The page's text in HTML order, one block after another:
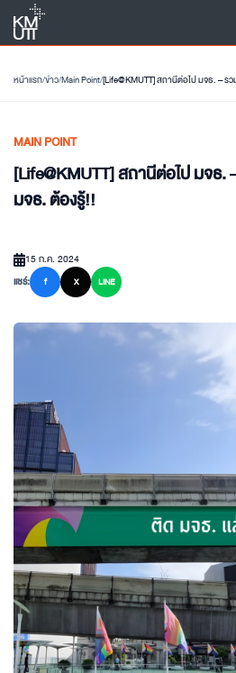
หน้าแรก/ข่าว/Main Point/[Life@KMUTT] สถานีต่อไป มจธ. – ร
MAIN POINT
[Life@KMUTT] สถานีต่อไป มจธ.
มจธ. ต้องรู้!!
15 ก.ค. 2024
แชร์:
f X LINE